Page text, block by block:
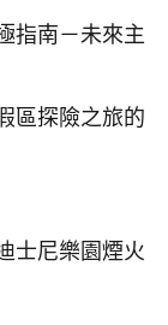
指南－未來主
區探險之旅的
士尼樂園煙火